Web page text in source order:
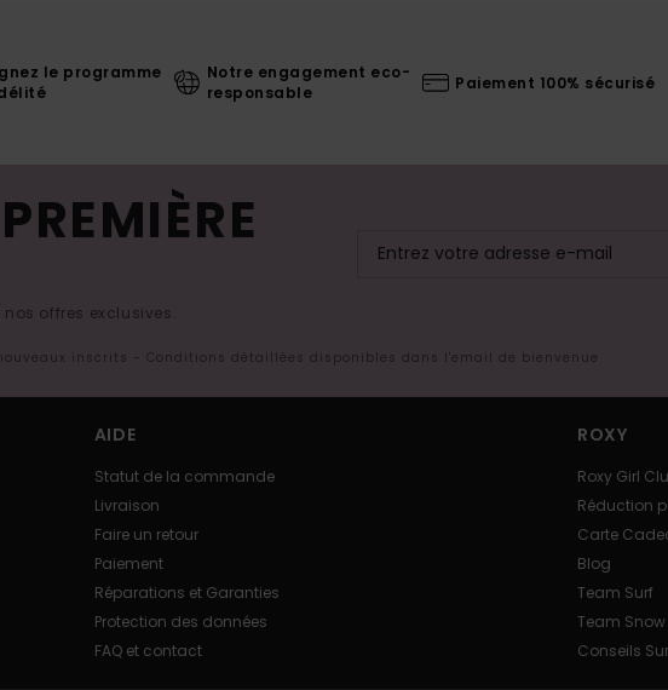
le programme
Notre engagement eco-
responsable
Paiement 100% sécurisé
offres exclusives.
inscrits - Conditions détaillées disponibles dans l'email de bienvenue
AIDE
Statut de la commande
Livraison
Faire un retour
Paiement
Réparations et Garanties
Protection des données
FAQ et contact
ROXY
Roxy Girl
Réduction
Carte
Blog
Team Surf
Team Snow
Conseils